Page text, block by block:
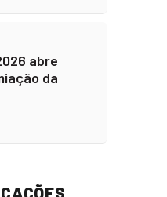
abre
da